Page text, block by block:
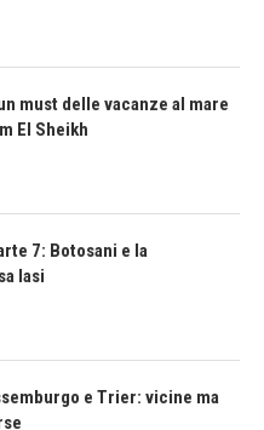
must delle vacanze al mare
El Sheikh
7: Botosani e la
Iasi
e Trier: vicine ma